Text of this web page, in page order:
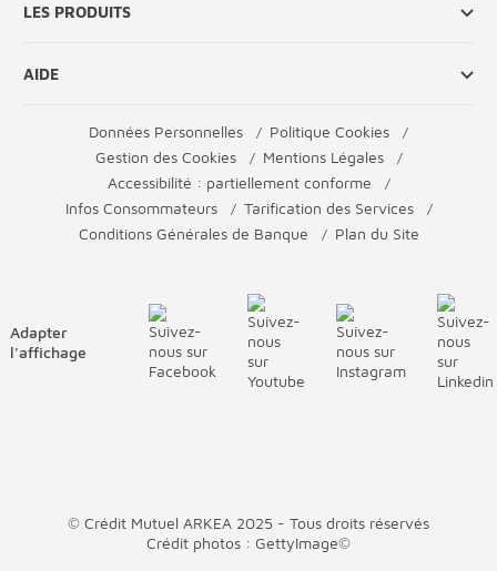
LES PRODUITS
AIDE
Données Personnelles
Politique Cookies
Gestion des Cookies
Mentions Légales
Accessibilité : partiellement conforme
Infos Consommateurs
Tarification des Services
Conditions Générales de Banque
Plan du Site
Adapter
l'affichage
© Crédit Mutuel ARKEA 2025 - Tous droits réservés
Crédit photos : GettyImage©